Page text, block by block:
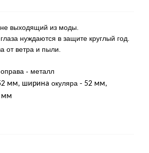
выходящий из моды.
нуждаются в защите круглый год.
от ветра и пыли.
- металл
мм, ширина окуляра - 52 мм,
мм